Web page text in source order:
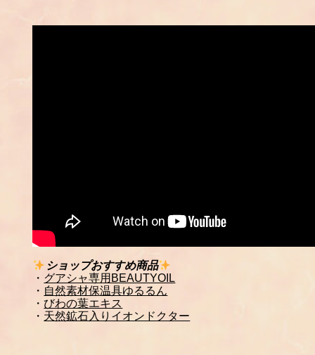
ショップおすすめ商品
・ グアシャ専用BEAUTYOIL
・ 自然素材保温具ゆるるん
・ びわの葉エキス
・ 天然鉱石入りイオンドクター